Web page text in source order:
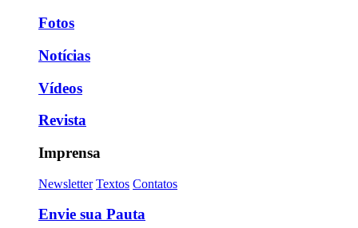
Fotos
Notícias
Vídeos
Revista
Imprensa
Newsletter Textos Contatos
Envie sua Pauta